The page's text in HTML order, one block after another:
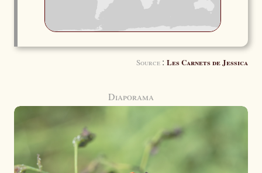
Source : Les Carnets de Jessica
Diaporama